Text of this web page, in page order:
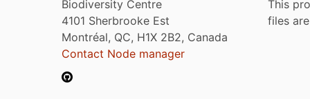
Biodiversity Centre
4101 Sherbrooke Est
Montréal, QC, H1X 2B2, Canada
Contact Node manager
This
files